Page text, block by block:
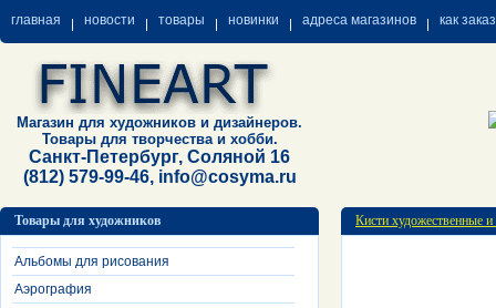
главная новости товары новинки адреса магазинов как
Магазин для художников и дизайнеров.
Товары для творчества и хобби.
Санкт-Петербург, Соляной 16
(812) 579-99-46, info@cosyma.ru
Товары для художников
Альбомы для рисования
Аэрография
Кисти художественные